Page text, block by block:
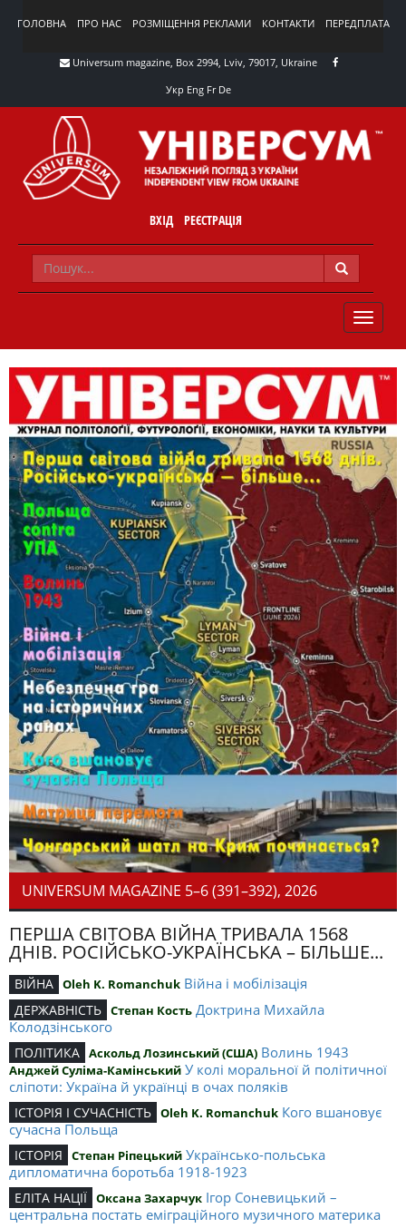
ГОЛОВНА ПРО НАС РОЗМІЩЕННЯ РЕКЛАМИ КОНТАКТИ ПЕРЕДПЛАТА
Universum magazine, Box 2994, Lviv, 79017, Ukraine
Укр Eng Fr De
ВХІД РЕЄСТРАЦІЯ
TOGGLE
UNIVERSUM MAGAZINE 5–6 (391–392), 2026
ПЕРША СВІТОВА ВІЙНА ТРИВАЛА 1568
ДНІВ. РОСІЙСЬКО-УКРАЇНСЬКА – БІЛЬШЕ...
ВІЙНА Oleh K. Romanchuk Війна і мобілізація
ДЕРЖАВНІСТЬ Степан Кость Доктрина Михайла
Колодзінського
ПОЛІТИКА Аскольд Лозинський (США) Волинь 1943
Анджей Суліма-Камінський У колі моральної й політичної
сліпоти: Україна й українці в очах поляків
ІСТОРІЯ І СУЧАСНІСТЬ Oleh K. Romanchuk Кого вшановує
сучасна Польща
ІСТОРІЯ Степан Ріпецький Українсько-польська
дипломатична боротьба 1918-1923
ЕЛІТА НАЦІЇ Оксана Захарчук Ігор Соневицький –
центральна постать еміграційного музичного материка